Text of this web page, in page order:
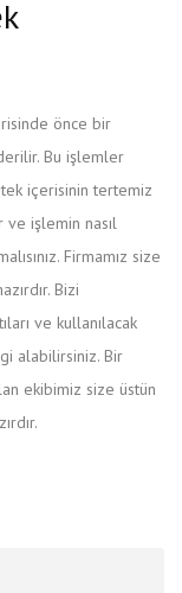
önce bir
Bu işlemler
içerisinin tertemiz
ve işlemin nasıl
Firmamız size
Bizi
ve kullanılacak
alabilirsiniz. Bir
ekibimiz size üstün